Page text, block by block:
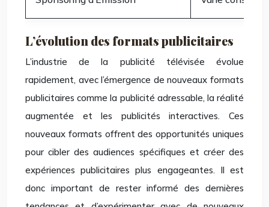
L’évolution des formats publicitaires
L’industrie de la publicité télévisée évolue
rapidement, avec l’émergence de nouveaux formats
publicitaires comme la publicité adressable, la réalité
augmentée et les publicités interactives. Ces
nouveaux formats offrent des opportunités uniques
pour cibler des audiences spécifiques et créer des
expériences publicitaires plus engageantes. Il est
donc important de rester informé des dernières